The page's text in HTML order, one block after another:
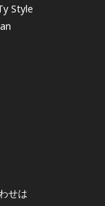
Style
せは